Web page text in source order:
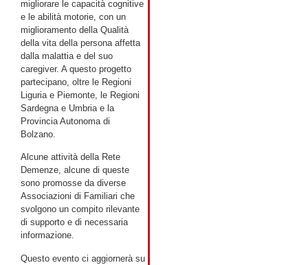
migliorare le capacità cognitive
e le abilità motorie, con un
miglioramento della Qualità
della vita della persona affetta
dalla malattia e del suo
caregiver. A questo progetto
partecipano, oltre le Regioni
Liguria e Piemonte, le Regioni
Sardegna e Umbria e la
Provincia Autonoma di
Bolzano.
Alcune attività della Rete
Demenze, alcune di queste
sono promosse da diverse
Associazioni di Familiari che
svolgono un compito rilevante
di supporto e di necessaria
informazione.
Questo evento ci aggiornerà su